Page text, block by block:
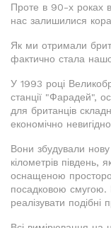
Проте в 90-х роках
нас залишилися
Як ми отримали
фактично стала
У 1993 році
станції "Фарадей",
для британців
економічно
Вони збудували
кілометрів південь,
оснащеною
посадковою
реалізувати подібні